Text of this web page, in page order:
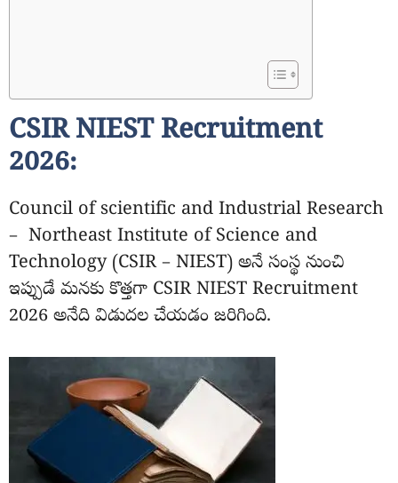
CSIR NIEST Recruitment
2026:
Council of scientific and Industrial Research
– Northeast Institute of Science and
Technology (CSIR – NIEST) అనే సంస్థ నుంచి
ఇప్పుడే మనకు కొత్తగా CSIR NIEST Recruitment
2026 అనేది విడుదల చేయడం జరిగింది.